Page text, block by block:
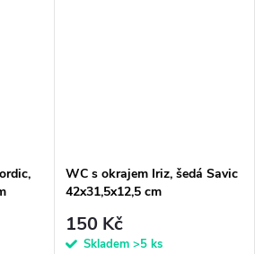
WC s okrajem Iriz, šedá Savic
42x31,5x12,5 cm
150 Kč
Skladem >5 ks